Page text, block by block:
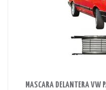
MASCARA DELANTERA